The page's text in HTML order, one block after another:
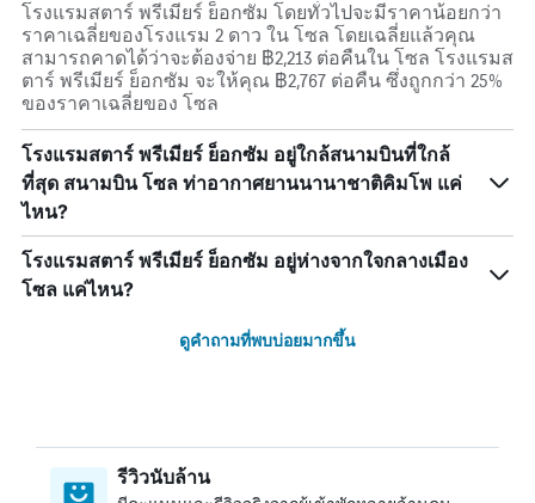
โรงแรมสตาร์ พรีเมียร์ ย็อกซัม โดยทั่วไปจะมีราคาน้อยกว่า
ราคาเฉลี่ยของโรงแรม 2 ดาว ใน โซล โดยเฉลี่ยแล้วคุณ
สามารถคาดได้ว่าจะต้องจ่าย ฿2,213 ต่อคืนใน โซล โรงแรมส
ตาร์ พรีเมียร์ ย็อกซัม จะให้คุณ ฿2,767 ต่อคืน ซึ่งถูกกว่า 25%
ของราคาเฉลี่ยของ โซล
โรงแรมสตาร์ พรีเมียร์ ย็อกซัม อยู่ใกล้สนามบินที่ใกล้
ที่สุด สนามบิน โซล ท่าอากาศยานนานาชาติคิมโพ แค่
ไหน?
โรงแรมสตาร์ พรีเมียร์ ย็อกซัม อยู่ห่างจากใจกลางเมือง
โซล แค่ไหน?
ดูคำถามที่พบบ่อยมากขึ้น
รีวิวนับล้าน